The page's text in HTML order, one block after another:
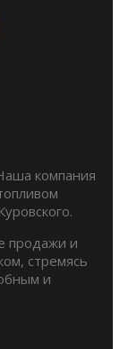
компания
продажи и
стремясь
и